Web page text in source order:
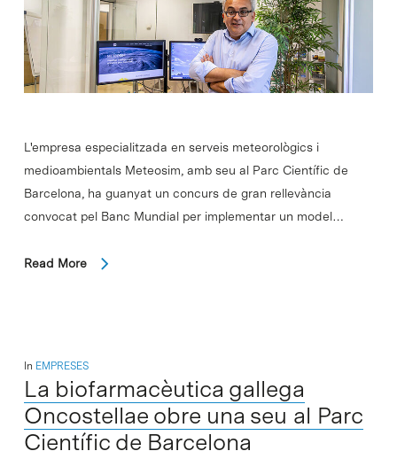
L'empresa especialitzada en serveis meteorològics i
medioambientals Meteosim, amb seu al Parc Científic de
Barcelona, ha guanyat un concurs de gran rellevància
convocat pel Banc Mundial per implementar un model…
Read More
In EMPRESES
La biofarmacèutica gallega
Oncostellae obre una seu al Parc
Científic de Barcelona